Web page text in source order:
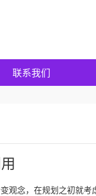
联系我们
观念，在规划之初就考